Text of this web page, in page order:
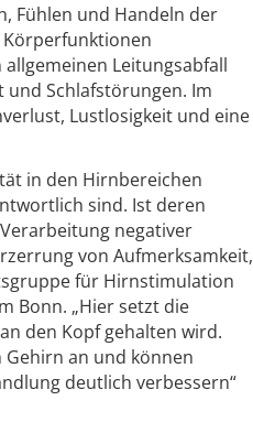
Fühlen und Handeln der
Leitungsabfall
Schlafstörungen. Im
Lustlosigkeit und eine
in den Hirnbereichen
sind. Ist deren
negativer
von Aufmerksamkeit,
für Hirnstimulation
Bonn. „Hier setzt die
den Kopf gehalten wird.
an und können
deutlich verbessern“